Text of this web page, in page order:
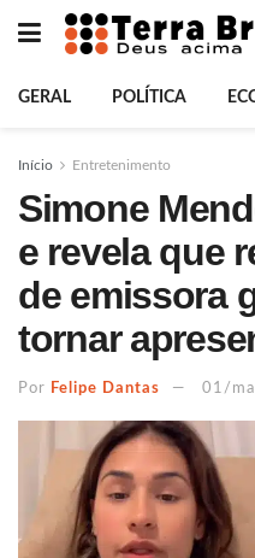
GERAL POLÍTICA
Início Entretenimento
Simone
e revela que
de emissora
tornar
Por Felipe Dantas 01/